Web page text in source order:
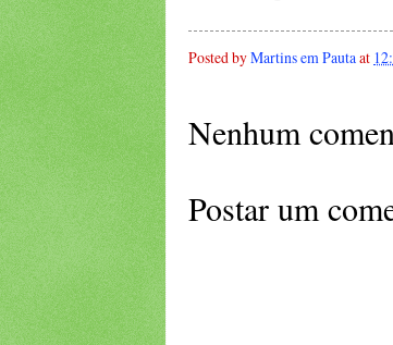
Posted byMartins em Pautaat
Nenhum
Postar um